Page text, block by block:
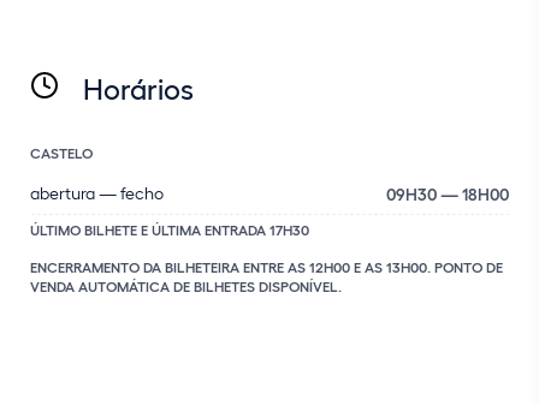
Horários
CASTELO
abertura — fecho 09H30 — 18H00
ÚLTIMO BILHETE E ÚLTIMA ENTRADA 17H30
ENCERRAMENTO DA BILHETEIRA ENTRE AS 12H00 E AS 13H00. PONTO DE
VENDA AUTOMÁTICA DE BILHETES DISPONÍVEL.